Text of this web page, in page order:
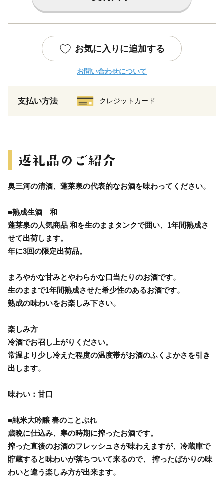
お気に入りに追加する
お問い合わせについて
支払い方法 クレジットカード
奥三河の清酒、蓬莱泉の代表的なお酒を味わってください。
■熟成生酒 和
蓬莱泉の人気商品 和を生のままタンクで囲い、1年間熟成さ
せて出荷します。
年に3回の限定出荷品。
まろやかな甘みとやわらかな口当たりのお酒です。
生のままで1年間熟成させた希少性のあるお酒です。
熟成の味わいをお楽しみ下さい。
楽しみ方
冷酒でお召し上がりください。
常温より少し冷えた程度の温度帯がお酒のふくよかさを引き
出します。
味わい：甘口
■純米大吟醸 春のことぶれ
歳晩に仕込み、寒の時期に搾ったお酒です。
搾った直後のお酒のフレッシュさが味わえますが、冷蔵庫で
貯蔵すると味わいが落ちついて来るので、 搾ったばかりの味
わいと違う楽しみ方が出来ます。